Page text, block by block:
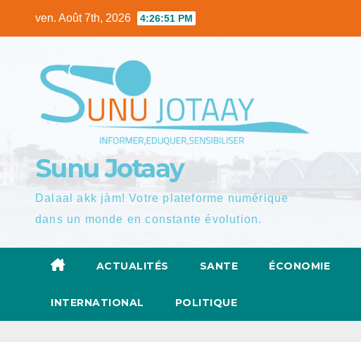
ven. Août 7th, 2026 4:26:51 PM
Sunu Jotaay
Dalaal akk jàm! Votre plateforme numérique
dans un monde en constante évolution.
ACTUALITÉS SANTE ÉCONOMIE
INTERNATIONAL POLITIQUE